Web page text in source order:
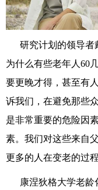
研究计划 的领导者
为什么有些老年人 60
要更晚才得，甚至有
诉我们， 在避免那些
是非常重要的危险因
素。 我们对这些来自
更多的人 在变老的过
康涅狄格大学老龄